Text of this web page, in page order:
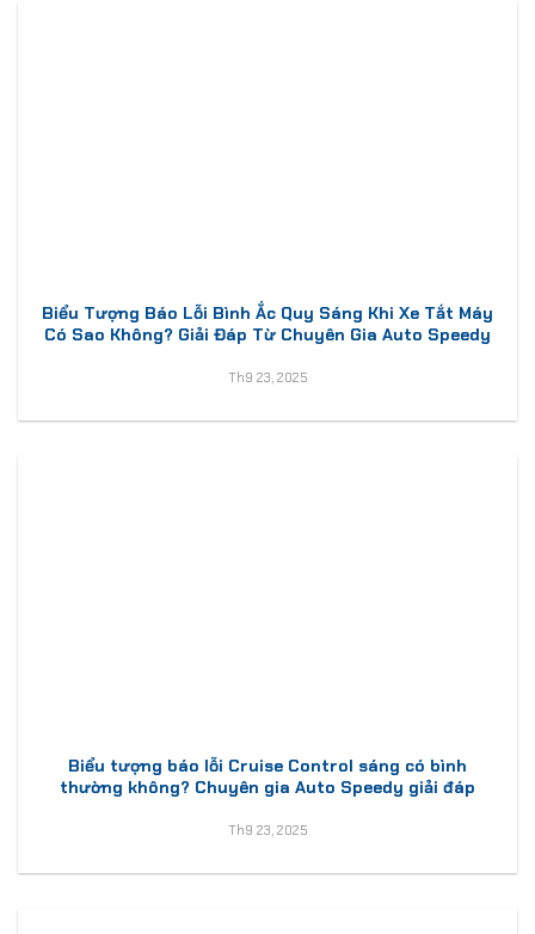
Biểu Tượng Báo Lỗi Bình Ắc Quy Sáng Khi Xe Tắt Máy
Có Sao Không? Giải Đáp Từ Chuyên Gia Auto Speedy
Th9 23, 2025
Biểu tượng báo lỗi Cruise Control sáng có bình
thường không? Chuyên gia Auto Speedy giải đáp
Th9 23, 2025